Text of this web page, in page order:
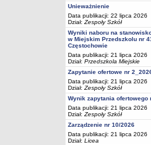
Unieważnienie
Data publikacji: 22 lipca 2026
Dział: Zespoły Szkół
Wyniki naboru na
w Miejskim Przedszkolu nr
Częstochowie
Data publikacji: 21 lipca 2026
Dział: Przedszkola Miejskie
Zapytanie ofertowe nr
Data publikacji: 21 lipca 2026
Dział: Zespoły Szkół
Wynik zapytania ofertowego
Data publikacji: 21 lipca 2026
Dział: Zespoły Szkół
Zarządzenie nr 10/2026
Data publikacji: 21 lipca 2026
Dział: Licea